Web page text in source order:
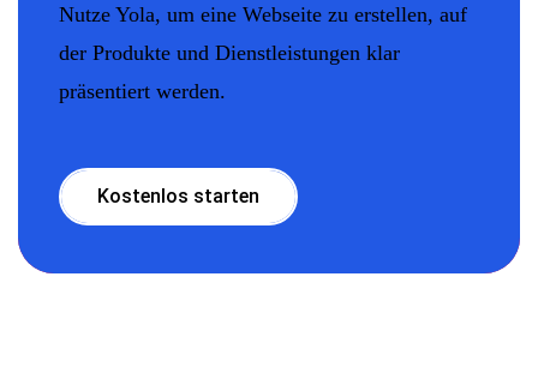
Nutze Yola, um eine Webseite zu erstellen, auf
der Produkte und Dienstleistungen klar
präsentiert werden.
Kostenlos starten